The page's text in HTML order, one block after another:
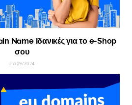
Name Ιδανικές για το e-Shop
σου
27/09/2024